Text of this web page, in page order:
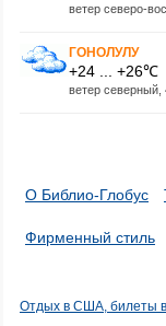
ветер северо-
ГОНОЛУЛУ
+24 ... +26℃
ветер северный,
О Библио-Глобус
Фирменный стиль
Отдых в США, билеты